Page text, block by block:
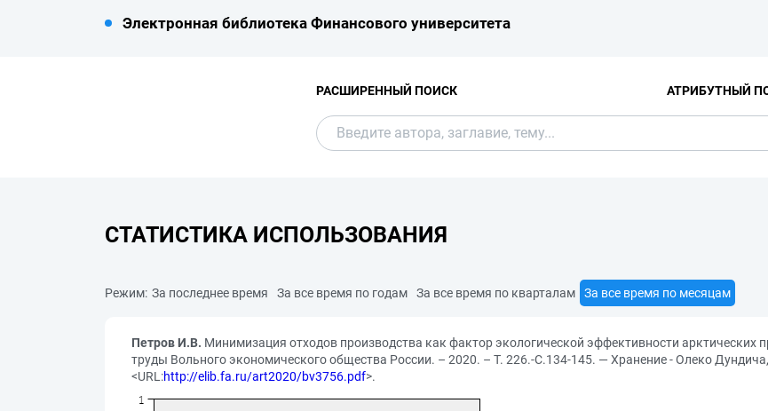
Электронная библиотека Финансового университета
РАСШИРЕННЫЙ ПОИСК АТРИБУТНЫЙ
СТАТИСТИКА ИСПОЛЬЗОВАНИЯ
Режим: За последнее время За все время по годам За все время по кварталам За все время по месяцам
Петров И.В. Минимизация отходов производства как фактор экологической эффективности
труды Вольного экономического общества России. – 2020. – Т. 226.-С.134-145. — Хранение - Олеко
<URL:http://elib.fa.ru/art2020/bv3756.pdf>.